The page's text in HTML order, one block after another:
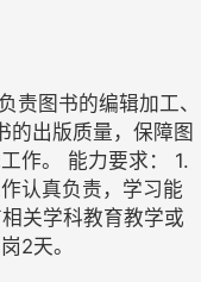
责图书的编辑加工、
的出版质量，保障图
作。 能力要求： 1.
认真负责，学习能
关学科教育教学或
2天。